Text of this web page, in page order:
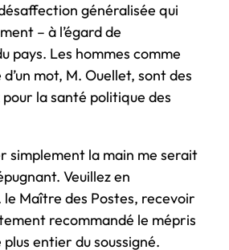
généralisée qui
– à l’égard de
pays. Les hommes comme
mot, M. Ouellet, sont des
la santé politique des
simplement la main me serait
Veuillez en
le Maître des Postes, recevoir
recommandé le mépris
entier du soussigné.